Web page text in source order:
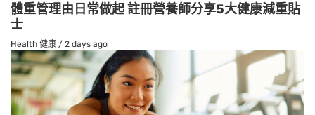
體重管理由日常做起 註冊營養師分享5大健康減重貼
士
Health 健康 / 2 days ago